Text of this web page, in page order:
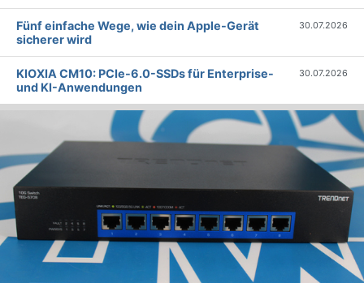
Fünf einfache Wege, wie dein Apple-Gerät
sicherer wird
30.07.2026
KIOXIA CM10: PCIe-6.0-SSDs für Enterprise-
und KI-Anwendungen
30.07.2026